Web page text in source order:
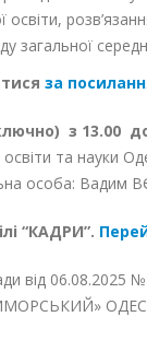
загальної
за
з 13.00
та науки
особа: Вадим
“КАДРИ”.
від